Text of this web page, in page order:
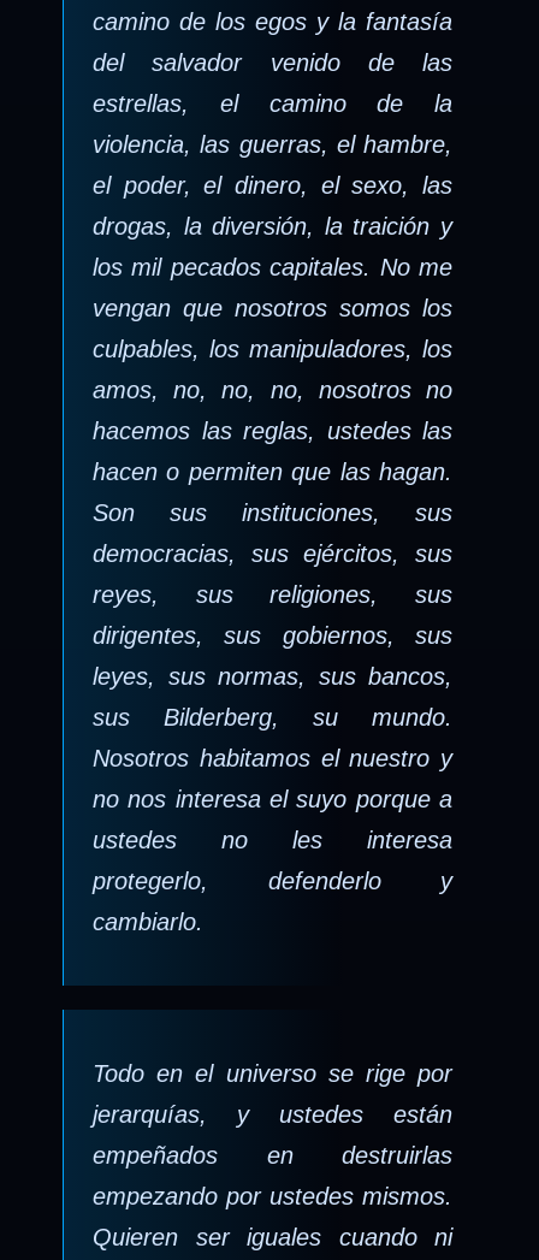
camino de los egos y la fantasía
del salvador venido de las
estrellas, el camino de la
violencia, las guerras, el hambre,
el poder, el dinero, el sexo, las
drogas, la diversión, la traición y
los mil pecados capitales. No me
vengan que nosotros somos los
culpables, los manipuladores, los
amos, no, no, no, nosotros no
hacemos las reglas, ustedes las
hacen o permiten que las hagan.
Son sus instituciones, sus
democracias, sus ejércitos, sus
reyes, sus religiones, sus
dirigentes, sus gobiernos, sus
leyes, sus normas, sus bancos,
sus Bilderberg, su mundo.
Nosotros habitamos el nuestro y
no nos interesa el suyo porque a
ustedes no les interesa
protegerlo, defenderlo y
cambiarlo.
Todo en el universo se rige por
jerarquías, y ustedes están
empeñados en destruirlas
empezando por ustedes mismos.
Quieren ser iguales cuando ni